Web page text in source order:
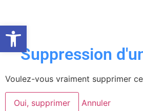
Ouvrir la barre d’outils
Suppression
Voulez-vous vraiment supprimer
Oui, supprimer Annuler